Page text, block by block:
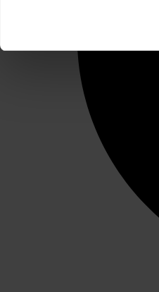
Lees meer over hoe uw
We gebruiken cookies om
websiteverkeer te
media, adverteren en
verstrekt of die ze hebben